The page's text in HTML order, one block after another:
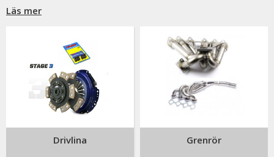
Är det något som du funderar över eller inte hittar i vårt
Till Mitsubishi Evo 2.
Läs mer
Drivlina Grenrör